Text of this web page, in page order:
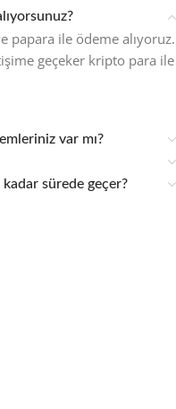
papara ile ödeme alıyoruz.
geçeker kripto para ile
var mı?
sürede geçer?